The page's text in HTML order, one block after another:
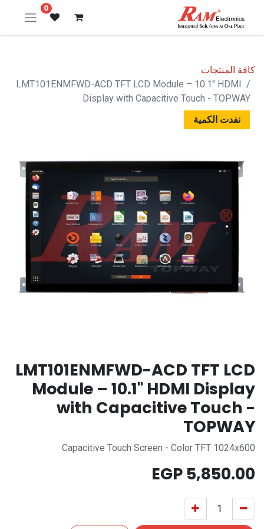
0
كافة المنتجات
LMT101ENMFWD-ACD TFT LCD Module – 10.1" HDMI
Display with Capacitive Touch - TOPWAY
نفدت الكمية
LMT101ENMFWD-ACD TFT LCD
Module – 10.1" HDMI Display
with Capacitive Touch -
TOPWAY
Capacitive Touch Screen - Color TFT 1024x600
5,850.00